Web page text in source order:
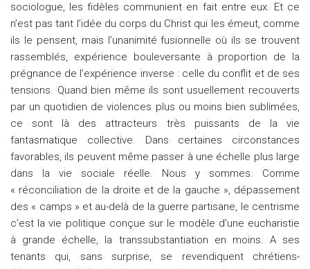
sociologue, les fidèles communient en fait entre eux. Et ce
n’est pas tant l’idée du corps du Christ qui les émeut, comme
ils le pensent, mais l’unanimité fusionnelle où ils se trouvent
rassemblés, expérience bouleversante à proportion de la
prégnance de l’expérience inverse : celle du conflit et de ses
tensions. Quand bien même ils sont usuellement recouverts
par un quotidien de violences plus ou moins bien sublimées,
ce sont là des attracteurs très puissants de la vie
fantasmatique collective. Dans certaines circonstances
favorables, ils peuvent même passer à une échelle plus large
dans la vie sociale réelle. Nous y sommes. Comme
« réconciliation de la droite et de la gauche », dépassement
des « camps » et au-delà de la guerre partisane, le centrisme
c’est la vie politique conçue sur le modèle d’une eucharistie
à grande échelle, la transsubstantiation en moins. A ses
tenants qui, sans surprise, se revendiquent chrétiens-